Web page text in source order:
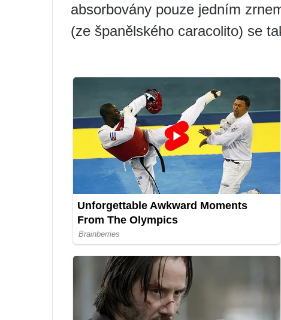
absorbovány pouze jedním
(ze španělského caracolito) se